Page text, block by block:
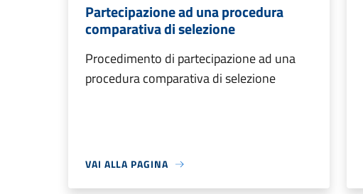
Partecipazione ad una procedura
comparativa di selezione
Procedimento di partecipazione ad una
procedura comparativa di selezione
VAI ALLA PAGINA